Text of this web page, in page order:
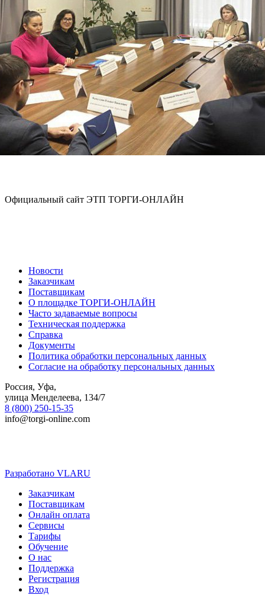
Официальный сайт ЭТП ТОРГИ-ОНЛАЙН
Новости
Заказчикам
Поставщикам
О площадке ТОРГИ-ОНЛАЙН
Часто задаваемые вопросы
Техническая поддержка
Справка
Документы
Политика обработки персональных данных
Согласие на обработку персональных данных
Россия, Уфа,
улица Менделеева, 134/7
8 (800) 250-15-35
info@torgi-online.com
Разработано VLARU
Close
Menu
Заказчикам
Поставщикам
Онлайн оплата
Сервисы
Тарифы
Обучение
О нас
Поддержка
Регистрация
Вход